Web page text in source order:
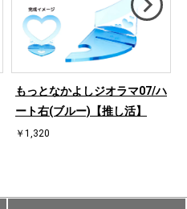
もっとなかよしジオラマ07/ハ
ート右(ブルー)【推し活】
￥1,320